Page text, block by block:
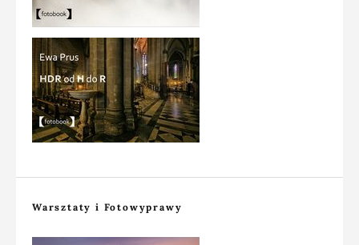
Warsztaty i Fotowyprawy